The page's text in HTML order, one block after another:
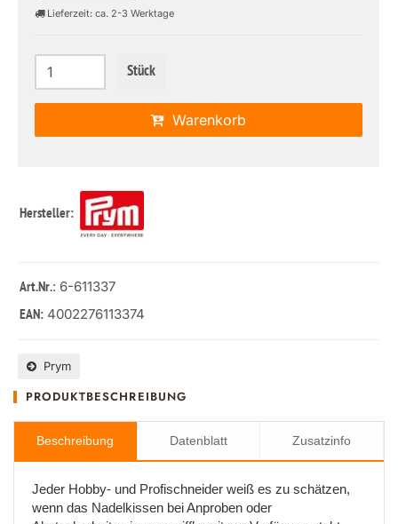
Lieferzeit: ca. 2-3 Werktage
Stück
Warenkorb
Hersteller:
Art.Nr.: 6-611337
EAN: 4002276113374
Prym
PRODUKTBESCHREIBUNG
Beschreibung Datenblatt Zusatzinfo
Jeder Hobby- und Profischneider weiß es zu schätzen,
wenn das Nadelkissen bei Anproben oder